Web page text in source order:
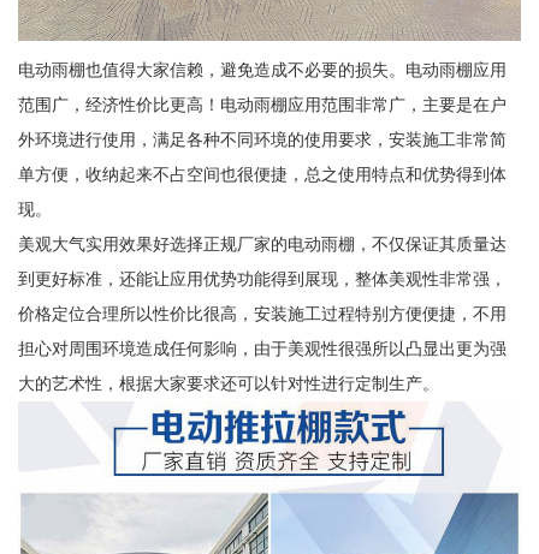
电动雨棚也值得大家信赖，避免造成不必要的损失。电动雨棚应用
范围广，经济性价比更高！电动雨棚应用范围非常广，主要是在户
外环境进行使用，满足各种不同环境的使用要求，安装施工非常简
单方便，收纳起来不占空间也很便捷，总之使用特点和优势得到体
现。
美观大气实用效果好选择正规厂家的电动雨棚，不仅保证其质量达
到更好标准，还能让应用优势功能得到展现，整体美观性非常强，
价格定位合理所以性价比很高，安装施工过程特别方便便捷，不用
担心对周围环境造成任何影响，由于美观性很强所以凸显出更为强
大的艺术性，根据大家要求还可以针对性进行定制生产。